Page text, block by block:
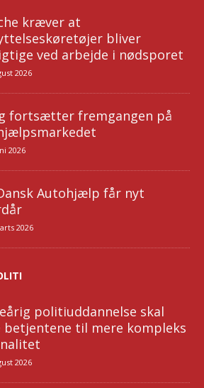
kræver at
bliver
ved arbejde i nødsporet
2026
fortsætter fremgangen på
2026
Autohjælp får nyt
2026
politiuddannelse skal
betjentene til mere kompleks
2026